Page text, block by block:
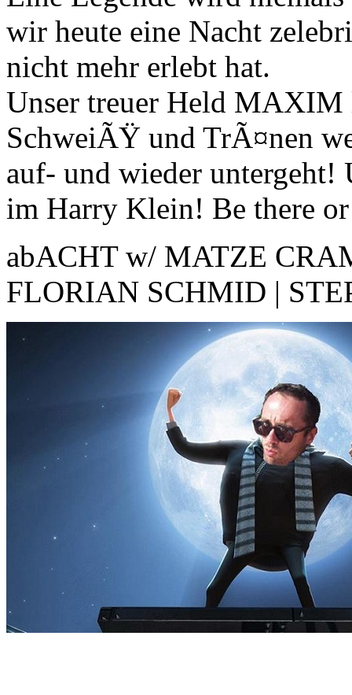
wir heute eine Nacht
nicht mehr erlebt hat.
Unser treuer Held MAXIM
SchweiÃŸ und TrÃ¤nen
auf- und wieder untergeht!
im Harry Klein! Be there
abACHT w/ MATZE
FLORIAN SCHMID |